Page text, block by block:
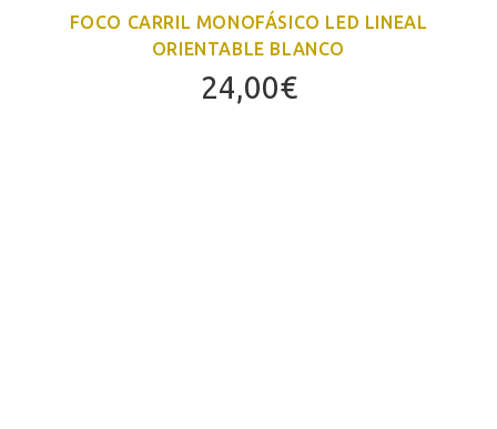
FOCO CARRIL MONOFÁSICO LED LINEAL
ORIENTABLE BLANCO
24,00€